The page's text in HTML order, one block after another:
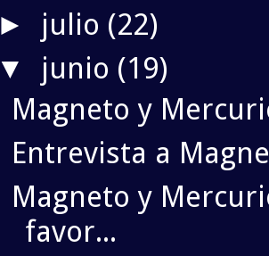
► julio (22)
▼ junio (19)
Magneto y
Entrevista a
Magneto y
favor...